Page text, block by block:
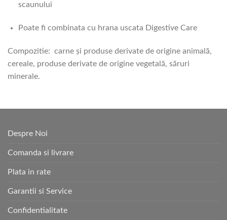
scaunului
Poate fi combinata cu hrana uscata Digestive Care
Compozitie: carne şi produse derivate de origine animală,
cereale, produse derivate de origine vegetală, săruri
minerale.
Despre Noi
Comanda si livrare
Plata in rate
Garantii si Service
Confidentialitate